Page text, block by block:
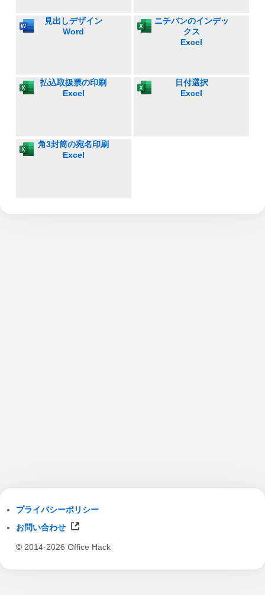
見出しデザイン
Word
ニチバンのインデッ
クス
Excel
払込取扱票の印刷
Excel
日付選択
Excel
角3封筒の宛名印刷
Excel
プライバシーポリシー
お問い合わせ
© 2014-2026 Office Hack